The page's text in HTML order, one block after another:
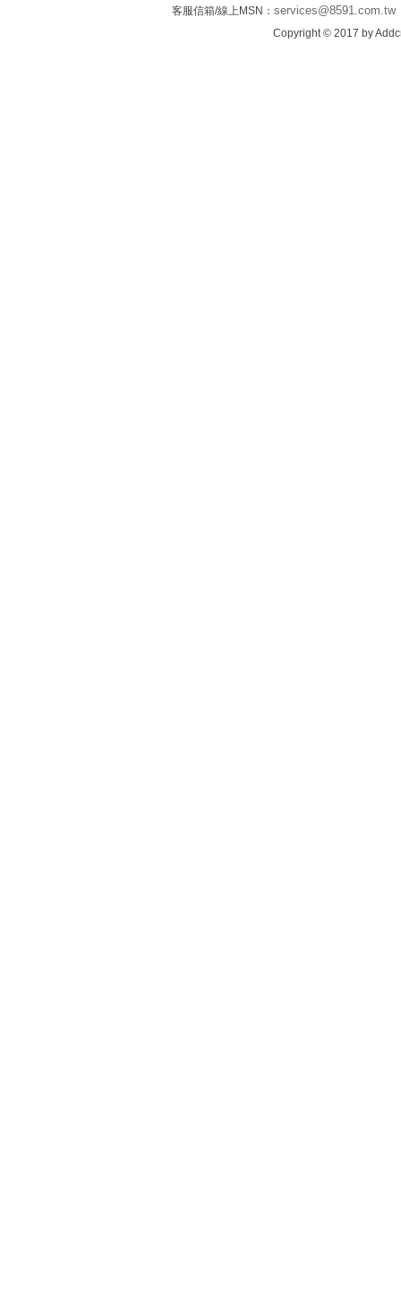
客服信箱/線上MSN： services@8591.com.tw
Copyright © 2017 by